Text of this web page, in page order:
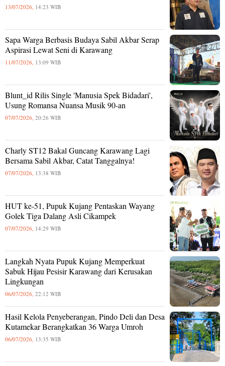
13/07/2026, 14:23 WIB
Sapa Warga Berbasis Budaya Sabil Akbar Serap
Aspirasi Lewat Seni di Karawang
11/07/2026, 13:09 WIB
Blunt_id Rilis Single 'Manusia Spek Bidadari',
Usung Romansa Nuansa Musik 90-an
07/07/2026, 20:26 WIB
Charly ST12 Bakal Guncang Karawang Lagi
Bersama Sabil Akbar, Catat Tanggalnya!
07/07/2026, 13:38 WIB
HUT ke-51, Pupuk Kujang Pentaskan Wayang
Golek Tiga Dalang Asli Cikampek
07/07/2026, 14:29 WIB
Langkah Nyata Pupuk Kujang Memperkuat
Sabuk Hijau Pesisir Karawang dari Kerusakan
Lingkungan
06/07/2026, 22:12 WIB
Hasil Kelola Penyeberangan, Pindo Deli dan Desa
Kutamekar Berangkatkan 36 Warga Umroh
06/07/2026, 13:35 WIB